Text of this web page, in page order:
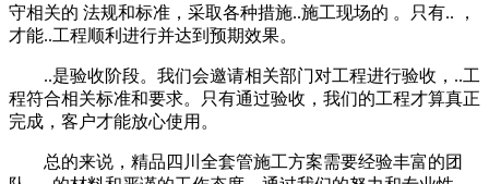
守相关的 法规和标准，采取各种措施..施工现场的 。只有.. ，
才能..工程顺利进行并达到预期效果。
..是验收阶段。我们会邀请相关部门对工程进行验收，..工
程符合相关标准和要求。只有通过验收，我们的工程才算真正
完成，客户才能放心使用。
总的来说，精品四川全套管施工方案需要经验丰富的团